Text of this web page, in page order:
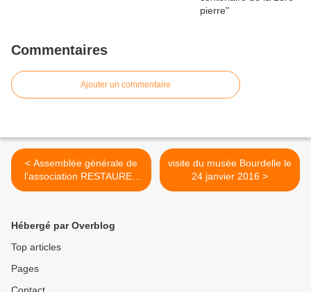
Commentaires
Ajouter un commentaire
< Assemblée générale de
l'association RESTAURER
samedi 2 avril 2016 à
visite du musée Bourdelle le
24 janvier 2016 >
Hébergé par Overblog
Top articles
Pages
Contact